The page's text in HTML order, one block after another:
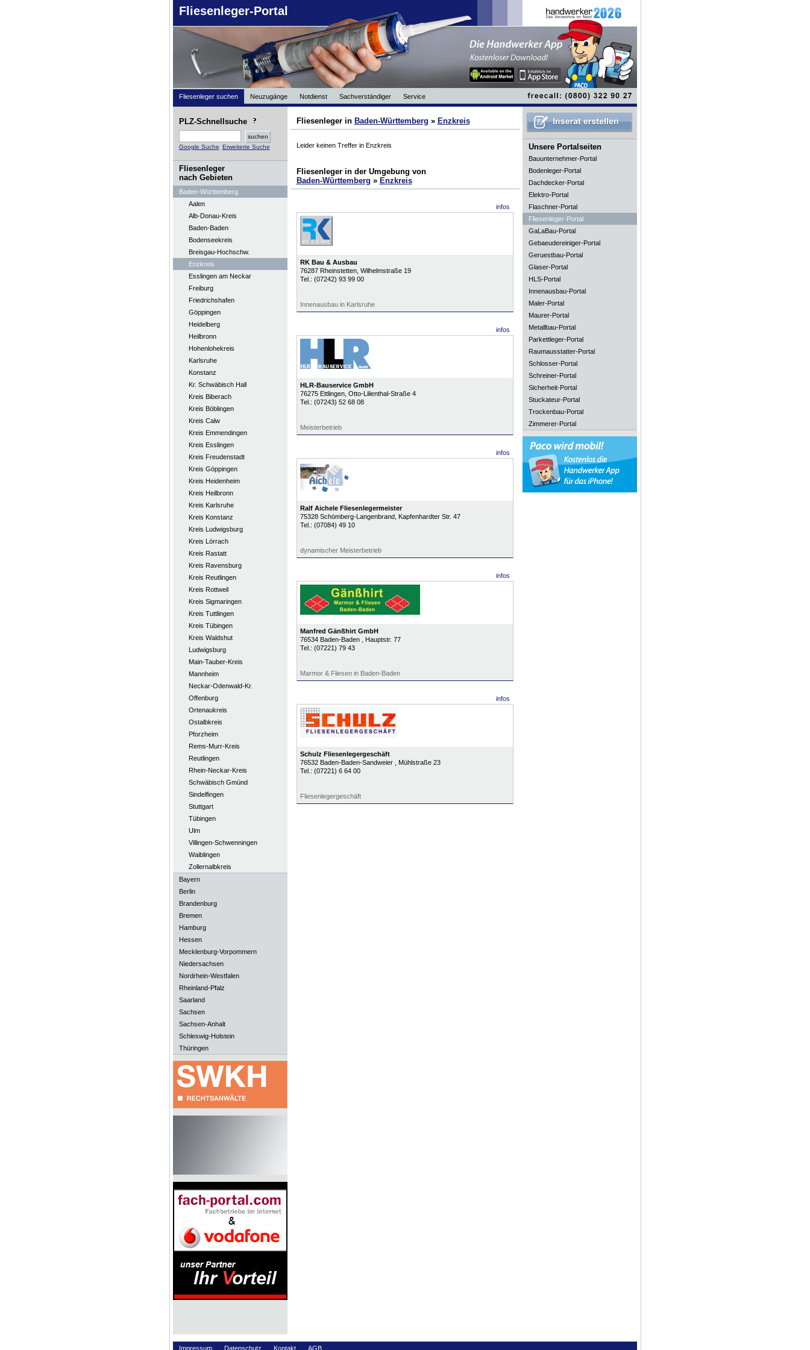
Fliesenleger-Portal
Fliesenleger suchen Neuzugänge Notdienst Sachverständiger Service
PLZ-Schnellsuche
Google Suche Erweiterte Suche
Fliesenleger
nach Gebieten
Baden-Württemberg
Aalen
Alb-Donau-Kreis
Baden-Baden
Bodenseekreis
Breisgau-Hochschw.
Enzkreis
Esslingen am Neckar
Freiburg
Friedrichshafen
Göppingen
Heidelberg
Heilbronn
Hohenlohekreis
Karlsruhe
Konstanz
Kr. Schwäbisch Hall
Kreis Biberach
Kreis Böblingen
Kreis Calw
Kreis Emmendingen
Kreis Esslingen
Kreis Freudenstadt
Kreis Göppingen
Kreis Heidenheim
Kreis Heilbronn
Kreis Karlsruhe
Kreis Konstanz
Kreis Ludwigsburg
Kreis Lörrach
Kreis Rastatt
Kreis Ravensburg
Kreis Reutlingen
Kreis Rottweil
Kreis Sigmaringen
Kreis Tuttlingen
Kreis Tübingen
Kreis Waldshut
Ludwigsburg
Main-Tauber-Kreis
Mannheim
Neckar-Odenwald-Kr.
Offenburg
Ortenaukreis
Ostalbkreis
Pforzheim
Rems-Murr-Kreis
Reutlingen
Rhein-Neckar-Kreis
Schwäbisch Gmünd
Sindelfingen
Stuttgart
Tübingen
Ulm
Villingen-Schwenningen
Waiblingen
Zollernalbkreis
Bayern
Berlin
Brandenburg
Bremen
Hamburg
Hessen
Mecklenburg-Vorpommern
Niedersachsen
Nordrhein-Westfalen
Rheinland-Pfalz
Saarland
Sachsen
Sachsen-Anhalt
Schleswig-Holstein
Thüringen
Fliesenleger in Baden-Württemberg » Enzkreis
Leider keinen Treffer in Enzkreis
Fliesenleger in der Umgebung von
Baden-Württemberg » Enzkreis
infos
RK Bau & Ausbau
76287 Rheinstetten, Wilhelmstraße 19
Tel.: (07242) 93 99 00
Innenausbau in Karlsruhe
infos
HLR-Bauservice GmbH
76275 Ettlingen, Otto-Lilienthal-Straße 4
Tel.: (07243) 52 68 08
Meisterbetrieb
infos
Ralf Aichele Fliesenlegermeister
75328 Schömberg-Langenbrand, Kapfenhardter Str. 47
Tel.: (07084) 49 10
dynamischer Meisterbetrieb
infos
Manfred Gänßhirt GmbH
76534 Baden-Baden
, Hauptstr. 77
Tel.: (07221) 79 43
Marmor & Fliesen in Baden-Baden
infos
Schulz Fliesenlegergeschäft
76532 Baden-Baden-Sandweier
, Mühlstraße 23
Tel.: (07221) 6 64 00
Fliesenlegergeschäft
Unsere Portalseiten
Bauunternehmer-Portal
Bodenleger-Portal
Dachdecker-Portal
Elektro-Portal
Flaschner-Portal
Fliesenleger-Portal
GaLaBau-Portal
Gebaeudereiniger-Portal
Geruestbau-Portal
Glaser-Portal
HLS-Portal
Innenausbau-Portal
Maler-Portal
Maurer-Portal
Metallbau-Portal
Parkettleger-Portal
Raumausstatter-Portal
Schlosser-Portal
Schreiner-Portal
Sicherheit-Portal
Stuckateur-Portal
Trockenbau-Portal
Zimmerer-Portal
Impressum Datenschutz Kontakt AGB